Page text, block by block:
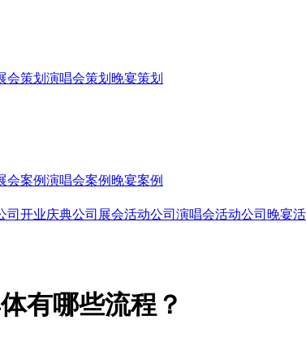
会策划 演唱会策划 晚宴策划
会案例演唱会案例 晚宴案例
司 开业庆典公司 展会活动公司 演唱会活动公司 晚宴
有哪些流程？